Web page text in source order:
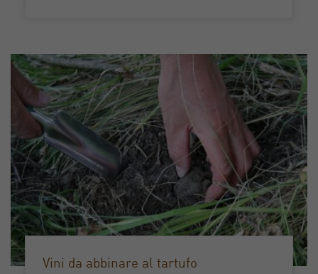
Vini da abbinare al tartufo